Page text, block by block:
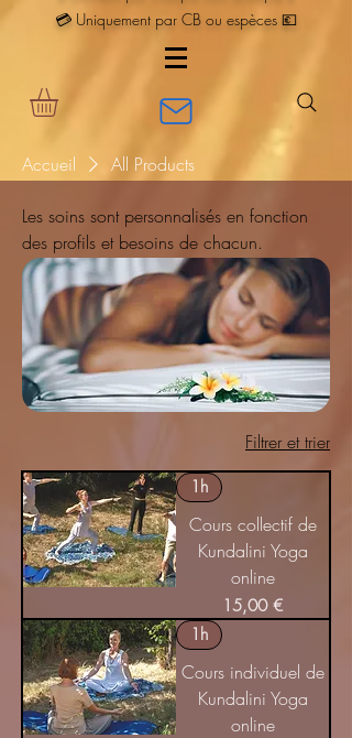
💳 Uniquement par CB ou espèces 💶
Accueil All Products
Les soins sont personnalisés en fonction
des profils et besoins de chacun.
Filtrer et trier
1h
Cours collectif de
Kundalini Yoga
online
Prix
15,00 €
1h
Cours individuel de
Kundalini Yoga
online